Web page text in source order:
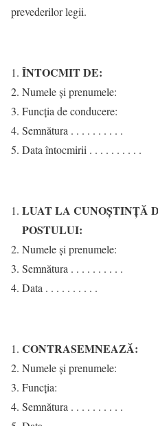
prevederilor legii.
ÎNTOCMIT DE:
Numele şi prenumele:
Funcţia de conducere:
Semnătura . . . . . . . . . .
Data întocmirii . . . . . . . . . .
LUAT LA CUNOŞTINŢĂ
POSTULUI:
Numele şi prenumele:
Semnătura . . . . . . . . . .
Data . . . . . . . . . .
CONTRASEMNEAZĂ:
Numele şi prenumele:
Funcţia:
Semnătura . . . . . . . . . .